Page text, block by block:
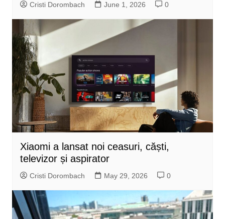
Cristi Dorombach June 1, 2026 0
Xiaomi a lansat noi ceasuri, căști,
televizor și aspirator
Cristi Dorombach May 29, 2026 0